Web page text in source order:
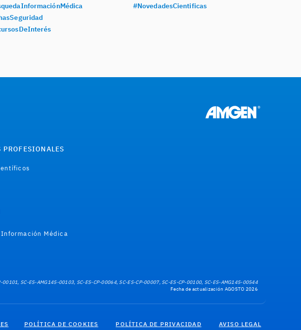
#NovedadesCientificas
PROFESIONALES
Médica
POLÍTICA DE COOKIES POLÍTICA DE PRIVACIDAD AVISO LEGAL
00101, SC-ES-AMG145-00103, SC-ES-CP-00064, SC-ES-CP-00007, SC-ES-CP-00100, SC-ES-AMG145-00544
Fecha de actualización AGOSTO 2026